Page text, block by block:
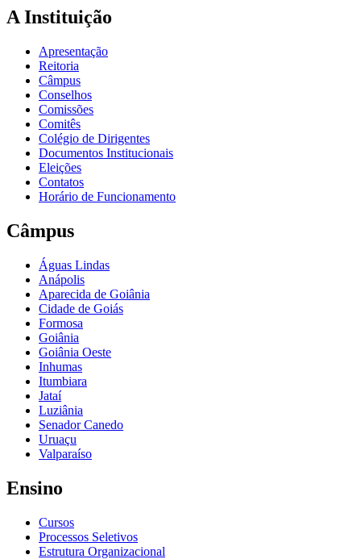
A Instituição
Apresentação
Reitoria
Câmpus
Conselhos
Comissões
Comitês
Colégio de Dirigentes
Documentos Institucionais
Eleições
Contatos
Horário de Funcionamento
Câmpus
Águas Lindas
Anápolis
Aparecida de Goiânia
Cidade de Goiás
Formosa
Goiânia
Goiânia Oeste
Inhumas
Itumbiara
Jataí
Luziânia
Senador Canedo
Uruaçu
Valparaíso
Ensino
Cursos
Processos Seletivos
Estrutura Organizacional